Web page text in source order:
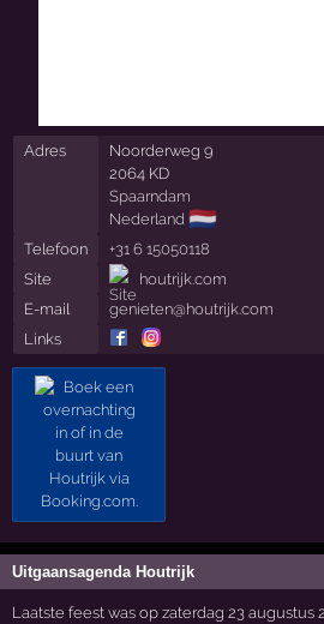
Adres
Noorderweg 9
2064 KD
Spaarndam
Nederland 🇳🇱
Telefoon
+31 6 15050118
Site
houtrijk.com
E-mail
genieten@houtrijk.com
Links
Uitgaansagenda Houtrijk
Laatste feest was op zaterdag 23 augustus